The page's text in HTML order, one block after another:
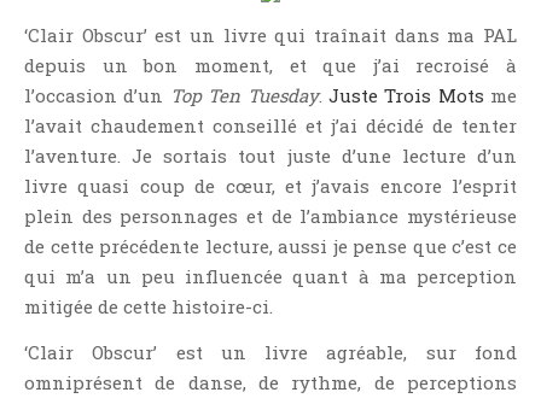
Littérature Étrangère
Littérature Française
Littérature Gay
Littérature Lesbienne
New Adult
Nouvelle
Paranormal
Poésie
‘Clair Obscur’ est un livre qui traînait dans ma PAL
depuis un bon moment, et que j’ai recroisé à
l’occasion d’un Top Ten Tuesday. Juste Trois Mots me
l’avait chaudement conseillé et j’ai décidé de tenter
l’aventure. Je sortais tout juste d’une lecture d’un
livre quasi coup de cœur, et j’avais encore l’esprit
plein des personnages et de l’ambiance mystérieuse
de cette précédente lecture, aussi je pense que c’est ce
qui m’a un peu influencée quant à ma perception
mitigée de cette histoire-ci.
‘Clair Obscur’ est un livre agréable, sur fond
omniprésent de danse, de rythme, de perceptions